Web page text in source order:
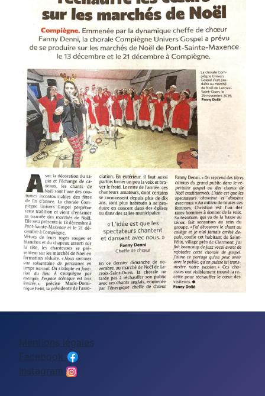
Mentions légales
Facebook
Instagram